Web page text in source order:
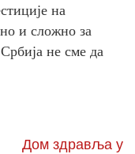
на
и сложно за
не сме да
Дом здравља у